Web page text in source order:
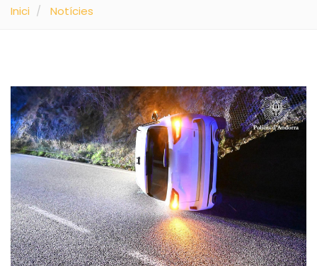
Inici Notícies